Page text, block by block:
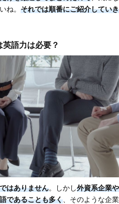
ね。 それでは順番にご紹介していき
語力は必要？
はありません。しかし外資系企業や
であることも多く 、そのような企業